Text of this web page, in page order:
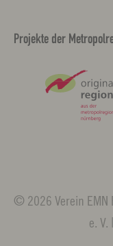
Projekte der
© 2026 Verein EMN
e.